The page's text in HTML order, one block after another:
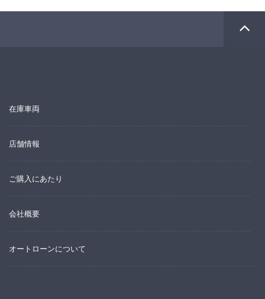
在庫車両
店舗情報
ご購入にあたり
会社概要
オートローンについて